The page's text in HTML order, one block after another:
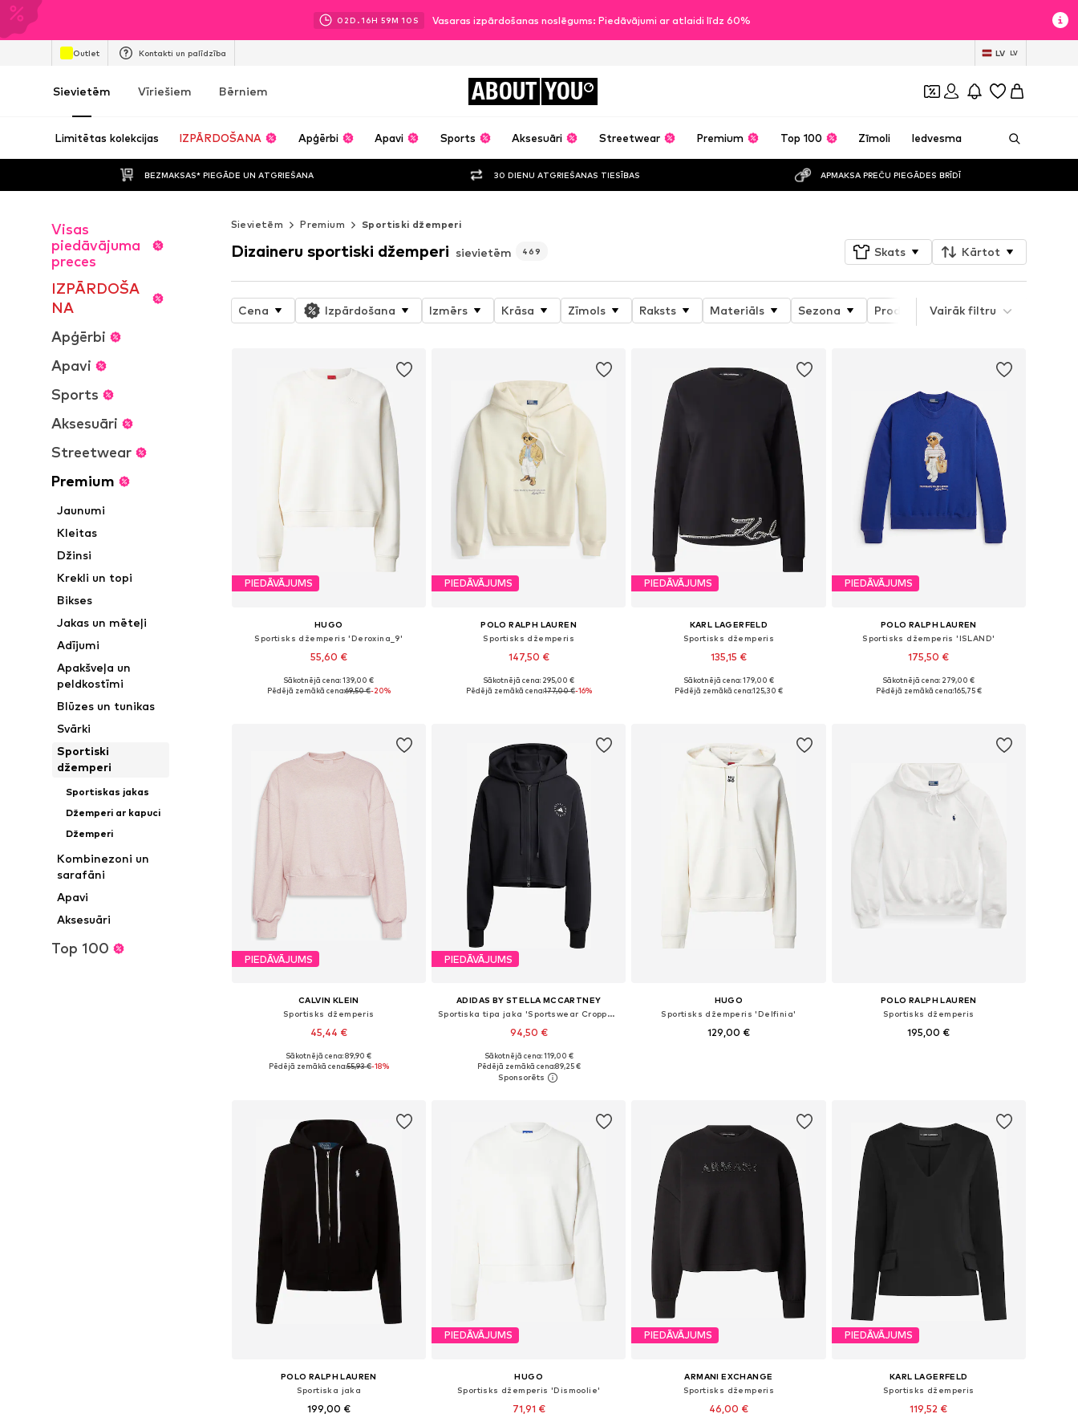
02D.16H 59M 08 S Vasaras izpārdošanas noslēgums: Piedāvājumi ar atlaidi līdz 60%
Outlet Kontakti un palīdzība LV LV
Sievietēm Vīriešiem Bērniem ABOUT YOU
Limitētas kolekcijas IZPĀRDOŠANA Apģērbi Apavi Sports Aksesuāri Streetwear Premium Top 100 Zīmoli Iedvesma
BEZMAKSAS* PIEGĀDE UN ATGRIEŠANA 30 DIENU ATGRIEŠANAS TIESĪBAS APMAKSA PREČU PIEGĀDES BRĪDĪ
Visas
piedāvājuma
preces
IZPĀRDOŠA
NA
Apģērbi
Apavi
Sports
Aksesuāri
Streetwear
Premium
Jaunumi
Kleitas
Džinsi
Krekli un topi
Bikses
Jakas un mēteļi
Adījumi
Apakšveļa un
peldkostīmi
Blūzes un tunikas
Svārki
Sportiski
džemperi
Sportiskas jakas
Džemperi ar kapuci
Džemperi
Kombinezoni un
sarafāni
Apavi
Aksesuāri
Top 100
Sievietēm Premium Sportiski džemperi
Dizaineru sportiski džemperi sievietēm 469 Skats Kārtot
Cena Izpārdošana Izmērs Krāsa Zīmols Raksts Materiāls Sezona Produkta īpašības Īpaši izmēri
Vairāk filtru
PIEDĀVĀJUMS
HUGO
Sportisks džemperis 'Deroxina_9'
55,60 €
Pieejamie izmēri: XS, S, M, L
Sākotnējā cena: 139,00 €
Pēdējā zemākā cena:69,50 €-20%
PIEDĀVĀJUMS
POLO RALPH LAUREN
Sportisks džemperis
147,50 €
Pieejamie izmēri: XS, S, M, L, XL, XXL
Sākotnējā cena: 295,00 €
Pēdējā zemākā cena:177,00 €-16%
PIEDĀVĀJUMS
KARL LAGERFELD
Sportisks džemperis
135,15 €
Pieejamie izmēri: XS, S, M, L, XL
Sākotnējā cena: 179,00 €
Pēdējā zemākā cena:125,30 €
PIEDĀVĀJUMS
POLO RALPH LAUREN
Sportisks džemperis 'ISLAND'
175,50 €
Pieejams daudzos izmēros
Sākotnējā cena: 279,00 €
Pēdējā zemākā cena:165,75 €
PIEDĀVĀJUMS
CALVIN KLEIN
Sportisks džemperis
45,44 €
Pieejamie izmēri: XS, S, M, L
Sākotnējā cena: 89,90 €
Pēdējā zemākā cena:55,93 €-18%
PIEDĀVĀJUMS
ADIDAS BY STELLA MCCARTNEY
Sportiska tipa jaka 'Sportswear Cropped'
94,50 €
Pievienot grozam
Sākotnējā cena: 119,00 €
Pēdējā zemākā cena:89,25 €
HUGO
Sportisks džemperis 'Delfinia'
129,00 €
POLO RALPH LAUREN
Sportisks džemperis
195,00 €
POLO RALPH LAUREN
Sportiska jaka
199,00 €
PIEDĀVĀJUMS
HUGO
Sportisks džemperis 'Dismoolie'
71,91 €
PIEDĀVĀJUMS
ARMANI EXCHANGE
Sportisks džemperis
46,00 €
PIEDĀVĀJUMS
KARL LAGERFELD
Sportisks džemperis
119,52 €